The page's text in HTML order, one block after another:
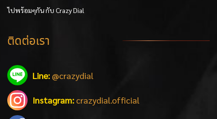
ไปพร้อมๆกัน กับ Crazy Dial
ติดต่อเรา
Line: @crazydial
Instagram: crazydial.official